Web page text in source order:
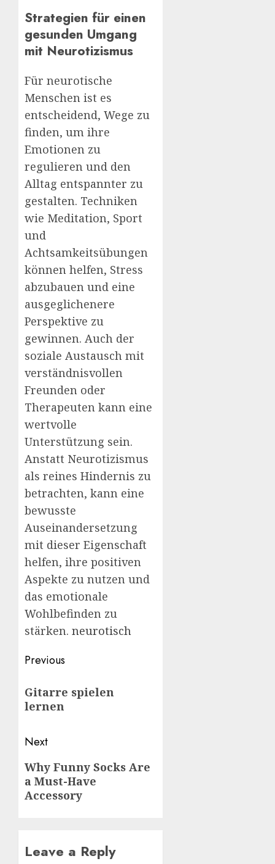
Strategien für einen
gesunden Umgang
mit Neurotizismus
Für neurotische
Menschen ist es
entscheidend, Wege zu
finden, um ihre
Emotionen zu
regulieren und den
Alltag entspannter zu
gestalten. Techniken
wie Meditation, Sport
und
Achtsamkeitsübungen
können helfen, Stress
abzubauen und eine
ausgeglichenere
Perspektive zu
gewinnen. Auch der
soziale Austausch mit
verständnisvollen
Freunden oder
Therapeuten kann eine
wertvolle
Unterstützung sein.
Anstatt Neurotizismus
als reines Hindernis zu
betrachten, kann eine
bewusste
Auseinandersetzung
mit dieser Eigenschaft
helfen, ihre positiven
Aspekte zu nutzen und
das emotionale
Wohlbefinden zu
stärken. neurotisch
Post
navigation
Previous
post:
Gitarre spielen
lernen
Next
Next
post:
Why Funny Socks Are
a Must-Have
Accessory
Leave a Reply